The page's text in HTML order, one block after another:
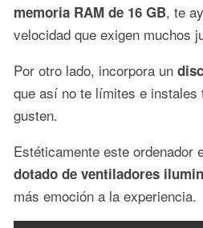
memoria RAM de 16 GB, te
velocidad que exigen muchos
Por otro lado, incorpora un
que así no te límites e instales
gusten.
Estéticamente este ordenador
dotado de ventiladores
más emoción a la experiencia.